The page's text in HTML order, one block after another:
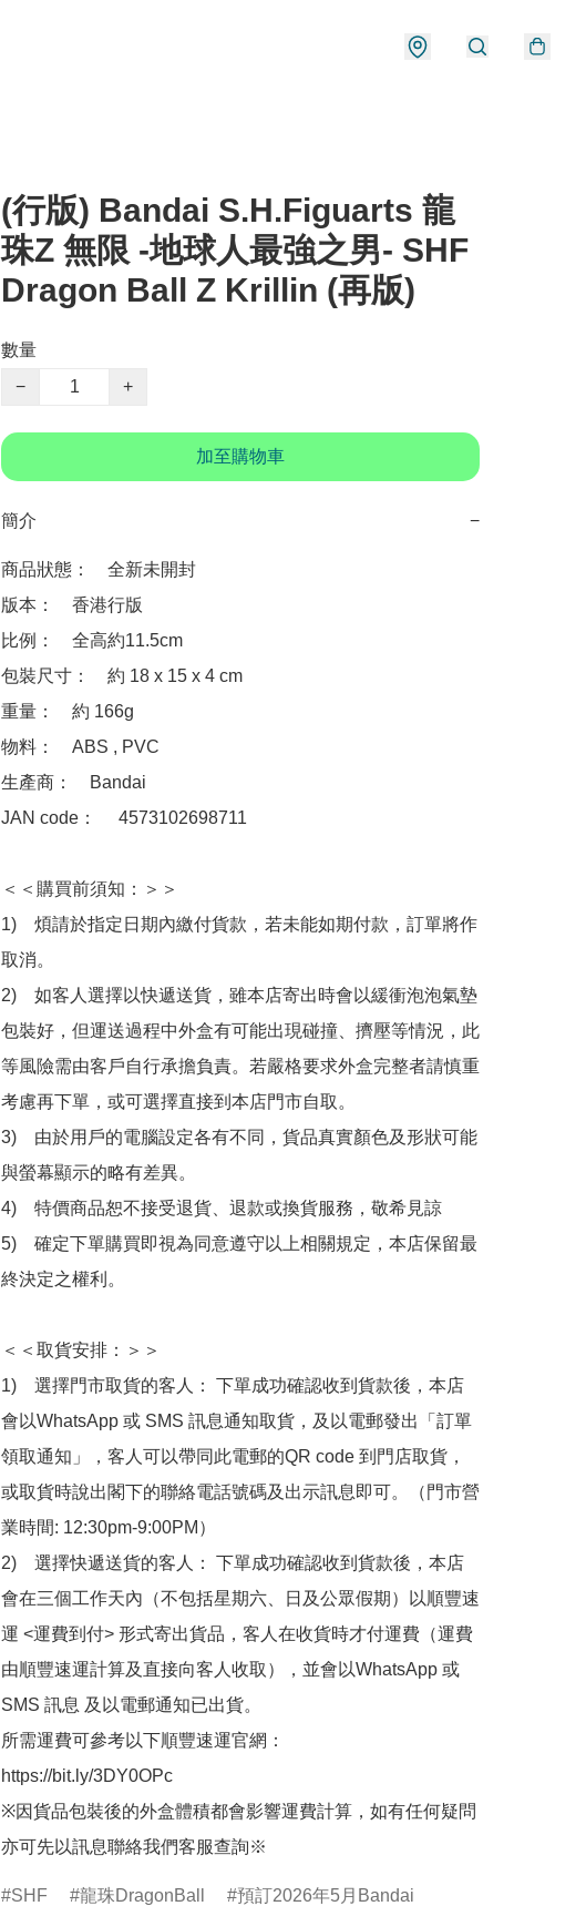
(行版) Bandai S.H.Figuarts 龍
珠Z 無限 -地球人最強之男- SHF
Dragon Ball Z Krillin (再版)
數量
−
+
加至購物車
簡介 −
商品狀態：　全新未開封
版本：　香港行版
比例：　全高約11.5cm
包裝尺寸：　約 18 x 15 x 4 cm
重量：　約 166g
物料：　ABS , PVC
生產商：　Bandai
JAN code：　 4573102698711
＜＜購買前須知：＞＞
1)　煩請於指定日期內繳付貨款，若未能如期付款，訂單將作
取消。
2)　如客人選擇以快遞送貨，雖本店寄出時會以緩衝泡泡氣墊
包裝好，但運送過程中外盒有可能出現碰撞、擠壓等情況，此
等風險需由客戶自行承擔負責。若嚴格要求外盒完整者請慎重
考慮再下單，或可選擇直接到本店門市自取。
3)　由於用戶的電腦設定各有不同，貨品真實顏色及形狀可能
與螢幕顯示的略有差異。
4)　特價商品恕不接受退貨、退款或換貨服務，敬希見諒
5)　確定下單購買即視為同意遵守以上相關規定，本店保留最
終決定之權利。
＜＜取貨安排：＞＞
1)　選擇門市取貨的客人： 下單成功確認收到貨款後，本店
會以WhatsApp 或 SMS 訊息通知取貨，及以電郵發出「訂單
領取通知」，客人可以帶同此電郵的QR code 到門店取貨，
或取貨時說出閣下的聯絡電話號碼及出示訊息即可。（門市營
業時間: 12:30pm-9:00PM）
2)　選擇快遞送貨的客人： 下單成功確認收到貨款後，本店
會在三個工作天內（不包括星期六、日及公眾假期）以順豐速
運 <運費到付> 形式寄出貨品，客人在收貨時才付運費（運費
由順豐速運計算及直接向客人收取），並會以WhatsApp 或
SMS 訊息 及以電郵通知已出貨。
所需運費可參考以下順豐速運官網：
https://bit.ly/3DY0OPc
※因貨品包裝後的外盒體積都會影響運費計算，如有任何疑問
亦可先以訊息聯絡我們客服查詢※
SHF 龍珠DragonBall
預訂2026年5月Bandai